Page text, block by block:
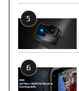
5
6